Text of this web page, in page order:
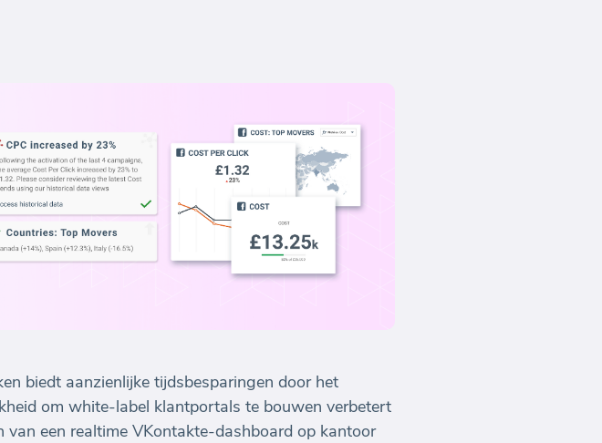
biedt aanzienlijke tijdsbesparingen door het
om white-label klantportals te bouwen verbetert
een realtime VKontakte-dashboard op kantoor